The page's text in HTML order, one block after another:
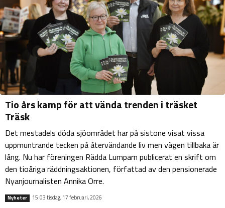
Tio års kamp för att vända trenden i träsket
Träsk
Det mestadels döda sjöområdet har på sistone visat vissa
uppmuntrande tecken på återvändande liv men vägen tillbaka är
lång. Nu har föreningen Rädda Lumparn publicerat en skrift om
den tioåriga räddningsaktionen, författad av den pensionerade
Nyanjournalisten Annika Orre.
Nyheter 15:03 tisdag, 17 februari, 2026